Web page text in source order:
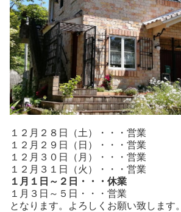
１２月２８日（土）・・・営業
１２月２９日（日）・・・営業
１２月３０日（月）・・・営業
１２月３１日（火）・・・営業
１月１日～２日・・・休業
１月３日～５日・・・営業
となります。よろしくお願い致します。